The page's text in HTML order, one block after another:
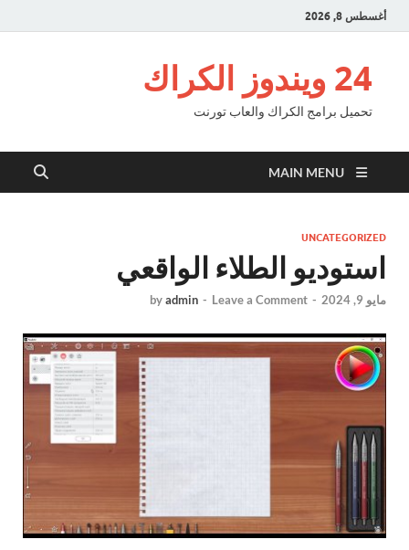
أغسطس 8, 2026
24 ويندوز الكراك
تحميل برامج الكراك والعاب تورنت
MAIN MENU
UNCATEGORIZED
استوديو الطلاء الواقعي
مايو 9, 2024 -
byadmin - Leave a Comment